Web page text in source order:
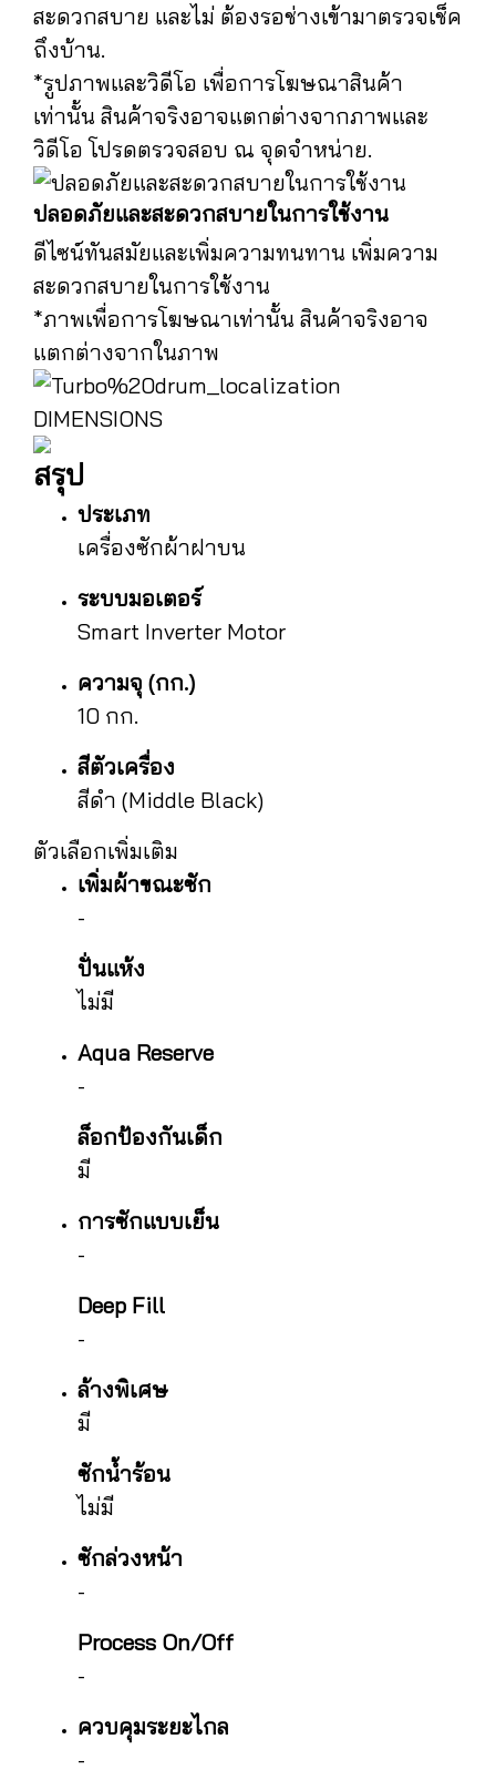
สะดวกสบาย และไม่ ต้องรอช่างเข้ามาตรวจเช็ค
ถึงบ้าน.
*รูปภาพและวิดีโอ เพื่อการโฆษณาสินค้า
เท่านั้น สินค้าจริงอาจแตกต่างจากภาพและ
วิดีโอ โปรดตรวจสอบ ณ จุดจำหน่าย.
ปลอดภัยและสะดวกสบายในการใช้งาน
ดีไซน์ทันสมัยและเพิ่มความทนทาน เพิ่มความ
สะดวกสบายในการใช้งาน
*ภาพเพื่อการโฆษณาเท่านั้น สินค้าจริงอาจ
แตกต่างจากในภาพ
DIMENSIONS
สรุป
ประเภท
เครื่องซักผ้าฝาบน
ระบบมอเตอร์
Smart Inverter Motor
ความจุ (กก.)
10 กก.
สีตัวเครื่อง
สีดำ (Middle Black)
ตัวเลือกเพิ่มเติม
เพิ่มผ้าขณะซัก
-
ปั่นแห้ง
ไม่มี
Aqua Reserve
-
ล็อกป้องกันเด็ก
มี
การซักแบบเย็น
-
Deep Fill
-
ล้างพิเศษ
มี
ซักน้ำร้อน
ไม่มี
ซักล่วงหน้า
-
Process On/Off
-
ควบคุมระยะไกล
-